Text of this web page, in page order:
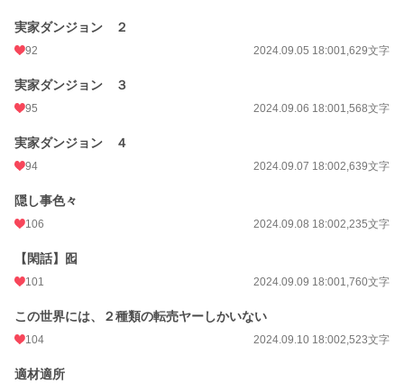
実家ダンジョン ２
92 2024.09.05 18:001,629文字
実家ダンジョン ３
95 2024.09.06 18:001,568文字
実家ダンジョン ４
94 2024.09.07 18:002,639文字
隠し事色々
106 2024.09.08 18:002,235文字
【閑話】囮
101 2024.09.09 18:001,760文字
この世界には、２種類の転売ヤーしかいない
104 2024.09.10 18:002,523文字
適材適所